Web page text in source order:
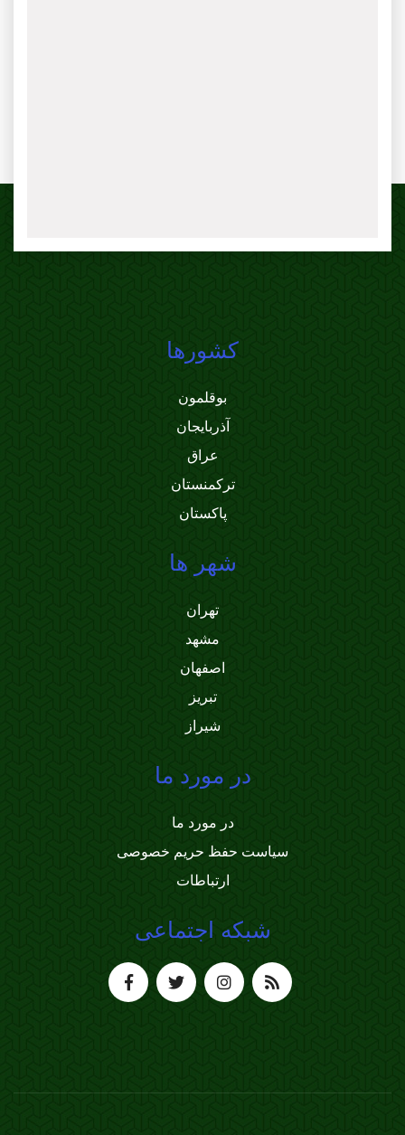
کشورها
بوقلمون
آذربایجان
عراق
ترکمنستان
پاکستان
شهر ها
تهران
مشهد
اصفهان
تبریز
شیراز
در مورد ما
در مورد ما
سیاست حفظ حریم خصوصی
ارتباطات
شبکه اجتماعی